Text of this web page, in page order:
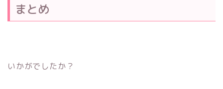
まとめ
いかがでしたか？